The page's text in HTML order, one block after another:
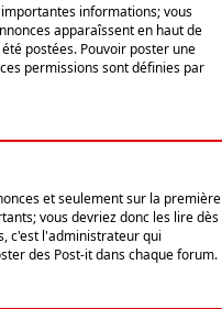
informations; vous
apparaîssent en haut de
postées. Pouvoir poster une
permissions sont définies par
et seulement sur la première
vous devriez donc les lire dès
c'est l'administrateur qui
des Post-it dans chaque forum.